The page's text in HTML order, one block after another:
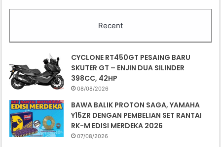
Recent
CYCLONE RT450GT PESAING BARU
SKUTER GT – ENJIN DUA SILINDER
398CC, 42HP
08/08/2026
BAWA BALIK PROTON SAGA, YAMAHA
Y15ZR DENGAN PEMBELIAN SET RANTAI
RK-M EDISI MERDEKA 2026
07/08/2026